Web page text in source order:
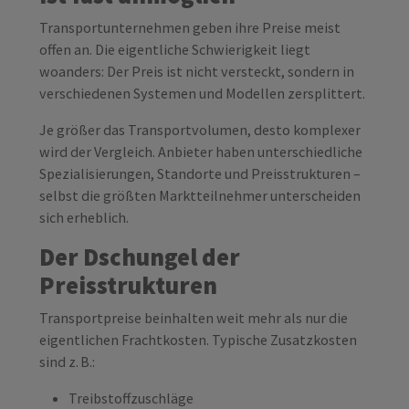
Transportunternehmen geben ihre Preise meist
offen an. Die eigentliche Schwierigkeit liegt
woanders: Der Preis ist nicht versteckt, sondern in
verschiedenen Systemen und Modellen zersplittert.
Je größer das Transportvolumen, desto komplexer
wird der Vergleich. Anbieter haben unterschiedliche
Spezialisierungen, Standorte und Preisstrukturen –
selbst die größten Marktteilnehmer unterscheiden
sich erheblich.
Der Dschungel der
Preisstrukturen
Transportpreise beinhalten weit mehr als nur die
eigentlichen Frachtkosten. Typische Zusatzkosten
sind z. B.:
Treibstoffzuschläge